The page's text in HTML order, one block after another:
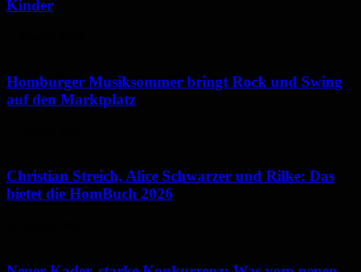
Kinder
Homburger Musiksommer bringt Rock und Swing
auf den Marktplatz
Christian Streich, Alice Schwarzer und Rilke: Das
bietet die HomBuch 2026